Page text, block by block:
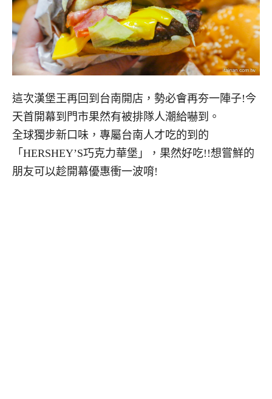
這次漢堡王再回到台南開店，勢必會再夯一陣子!今
天首開幕到門市果然有被排隊人潮給嚇到。
全球獨步新口味，專屬台南人才吃的到的
「HERSHEY’S巧克力華堡」，果然好吃!!想嘗鮮的
朋友可以趁開幕優惠衝一波唷!